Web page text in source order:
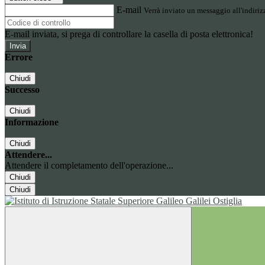
E-mail Verrà inviato un messaggio
E-mail inviata, si prega di controllare la casella di posta elettronica!
Errore
Chiudi
Successo
Chiudi
Informazione
Chiudi
Attendere...
Attendere il completamento dell'operazione...
Chiudi
Chiudi